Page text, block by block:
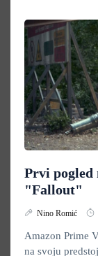
Prvi pogled
"Fallout"
Nino Romić
Amazon Prime
na svoju